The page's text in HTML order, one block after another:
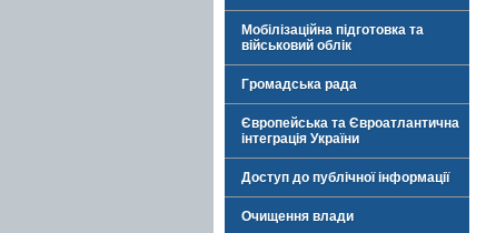
Мобілізаційна підготовка та
військовий облік
Громадська рада
Європейська та Євроатлантична
інтеграція України
Доступ до публічної інформації
Очищення влади